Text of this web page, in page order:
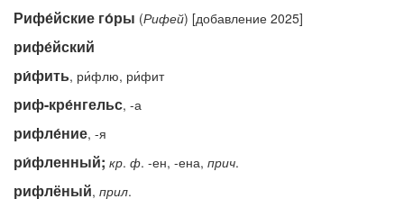
Рифе́йские го́ры (Рифей) [добавление 2025]
рифе́йский
ри́фить, ри́флю, ри́фит
риф-кре́нгельс, -а
рифле́ние, -я
ри́фленный; кр. ф. -ен, -ена, прич.
рифлёный, прил.